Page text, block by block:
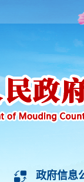
政府信息